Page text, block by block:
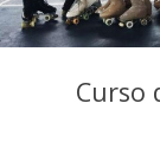
Curso